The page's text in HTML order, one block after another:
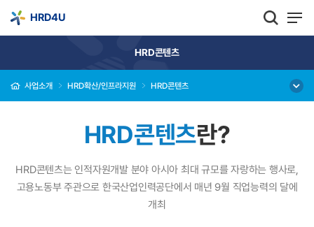
HRD4U
HRD콘텐츠
사업소개 HRD확산/인프라지원 HRD콘텐츠
HRD콘텐츠란?
HRD콘텐츠는 인적자원개발 분야 아시아 최대 규모를 자랑하는 행사로,
고용노동부 주관으로 한국산업인력공단에서 매년 9월 직업능력의 달에
개최